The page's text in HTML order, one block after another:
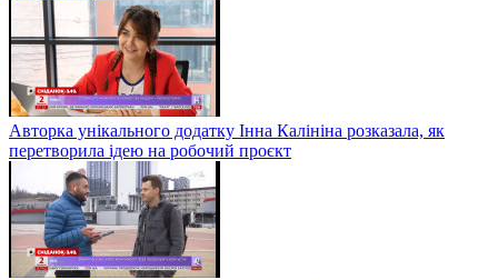
Авторка унікального додатку Інна Калініна розказала, як
перетворила ідею на робочий проєкт